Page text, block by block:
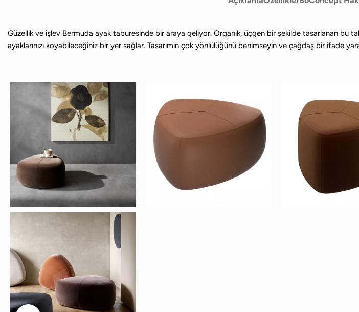
Güzellik ve işlev Bermuda ayak taburesinde bir araya geliyor. Organik, üçgen bir şekilde tasarlanan bu
ayaklarınızı koyabileceğiniz bir yer sağlar. Tasarımın çok yönlülüğünü benimseyin ve çağdaş bir ifade